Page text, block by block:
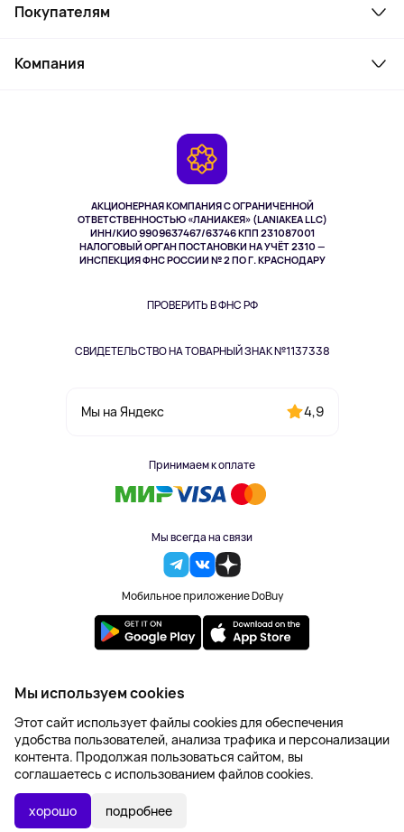
В КОРЗИНУ
АКЦИОНЕРНАЯ КОМПАНИЯ С ОГРАНИЧЕННОЙ
ОТВЕТСТВЕННОСТЬЮ «ЛАНИАКЕЯ» (LANIAKEA LLC)
ИНН/КИО 9909637467/63746 КПП 231087001
НАЛОГОВЫЙ ОРГАН ПОСТАНОВКИ НА УЧЁТ 2310 —
ИНСПЕКЦИЯ ФНС РОССИИ № 2 ПО Г. КРАСНОДАРУ
ПРОВЕРИТЬ В ФНС РФ
СВИДЕТЕЛЬСТВО НА ТОВАРНЫЙ ЗНАК №1137338
Мы на Яндекс 4,9
Принимаем к оплате
Мы всегда на связи
Мобильное приложение DoBuy
Ноутбуки, мониторы, VR
Косметика и уход
Здоровье питомцев
Одежда и аксессуары
Покупателям
Как заказать
Компания
2023-2026 © DoBuy. Все права защищены
Правила обработки персональных данных
Пользовательское соглашение
Оферта
Создание сайта – NetLab
Мы используем cookies
Этот сайт использует файлы cookies для обеспечения
удобства пользователей, анализа трафика и персонализации
контента. Продолжая пользоваться сайтом, вы
соглашаетесь с использованием файлов cookies.
хорошо подробнее